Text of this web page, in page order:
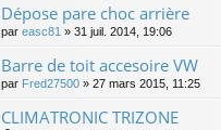
Dépose pare choc arrière
par easc81 » 31 juil. 2014, 19:06
Barre de toit accesoire VW
par Fred27500 » 27 mars 2015, 11:25
CLIMATRONIC TRIZONE